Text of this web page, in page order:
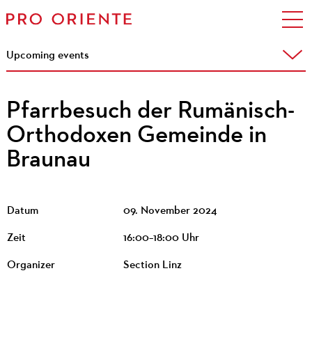
Upcoming events
Pfarrbesuch der Rumänisch-
Orthodoxen Gemeinde in
Braunau
Datum 09. November 2024
Zeit 16:00–18:00 Uhr
Organizer Section Linz